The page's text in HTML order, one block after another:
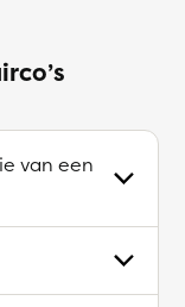
van een